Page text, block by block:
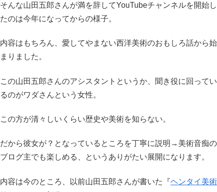
そんな山田五郎さんが満を辞してYouTubeチャンネルを開始し
たのは今年になってからの様子。
内容はもちろん、愛してやまない西洋美術のおもしろ話から始
まりました。
この山田五郎さんのアシスタントというか、聞き役に回ってい
るのがワダさんという女性。
この方が清々しいくらい歴史や美術を知らない。
だから彼女が？となっているところを丁寧に説明→美術音痴の
ブログ主でも楽しめる、というありがたい展開になります。
内容は今のところ、以前山田五郎さんが書いた『ヘンタイ美術